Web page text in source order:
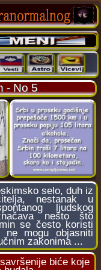
- No 5
selo, duh iz
nestanak u
ljudskog
nešto što
se često koristi
mogu objasniti
zakonima ...
biće koje